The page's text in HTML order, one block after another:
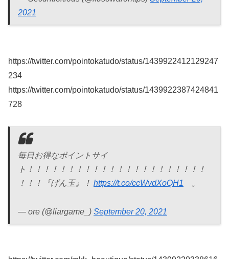
2021
https://twitter.com/pointokatudo/status/1439922412129247
234
https://twitter.com/pointokatudo/status/1439922387424841
728
毎日お得なポイントサイ
ト！！！！！！！！！！！！！！！！！！！！！！
！！！『げん玉』！ https://t.co/ccWvdXoQH1 。
— ore (@liargame_) September 20, 2021